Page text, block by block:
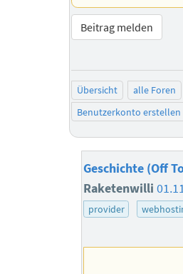
Beitrag melden
Übersicht alle Foren
Benutzerkonto erstellen
Geschichte (Off
Raketenwilli
provider